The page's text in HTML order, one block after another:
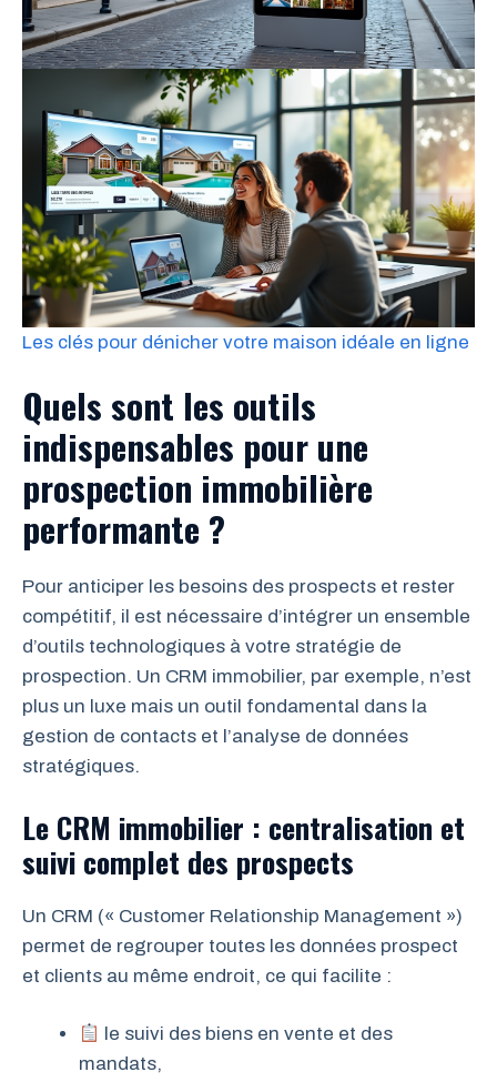
Les clés pour dénicher votre maison idéale en ligne
Quels sont les outils
indispensables pour une
prospection immobilière
performante ?
Pour anticiper les besoins des prospects et rester
compétitif, il est nécessaire d’intégrer un ensemble
d’outils technologiques à votre stratégie de
prospection. Un CRM immobilier, par exemple, n’est
plus un luxe mais un outil fondamental dans la
gestion de contacts et l’analyse de données
stratégiques.
Le CRM immobilier : centralisation et
suivi complet des prospects
Un CRM (« Customer Relationship Management »)
permet de regrouper toutes les données prospect
et clients au même endroit, ce qui facilite :
le suivi des biens en vente et des
mandats,